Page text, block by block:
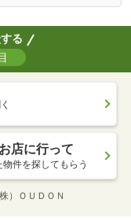
る
お店に行って
物件を探してもらう
）ＯＵＤＯＮ